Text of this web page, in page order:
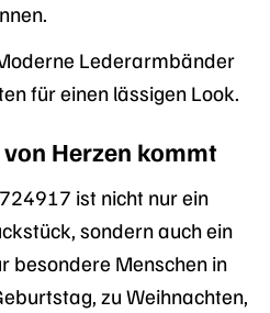
Lederarmbänder
für einen lässigen Look.
Herzen kommt
ist nicht nur ein
sondern auch ein
besondere Menschen in
zu Weihnachten,